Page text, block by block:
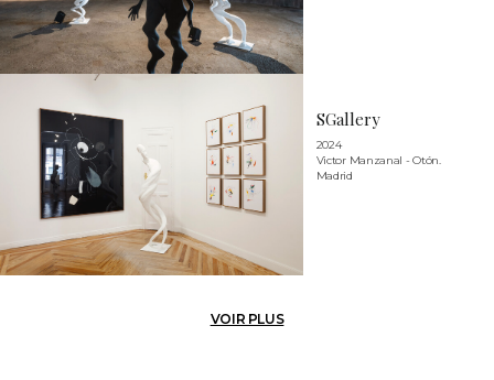
SGallery
2024
Victor Manzanal - Otón.
Madrid
VOIR PLUS